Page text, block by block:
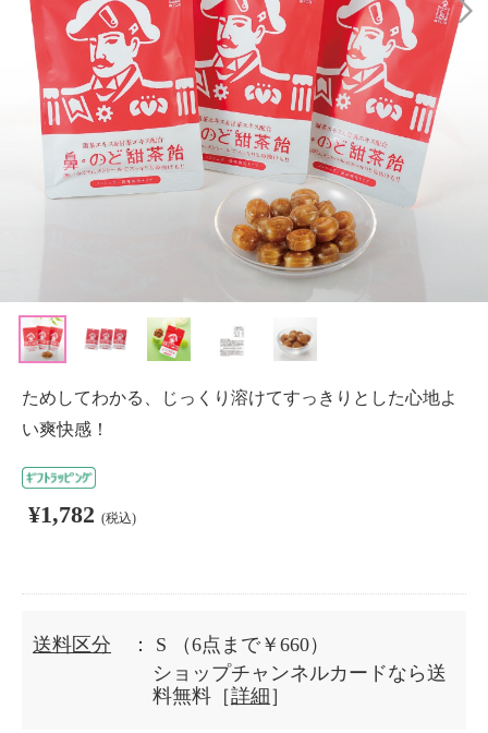
ためしてわかる、じっくり溶けてすっきりとした心地よ
い爽快感！
¥1,782 (税込)
送料区分 ： S
（6点まで￥660）
ショップチャンネルカードなら送
料無料［詳細 ］